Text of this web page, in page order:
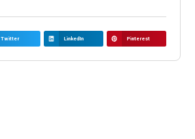
Twitter LinkedIn Pinterest